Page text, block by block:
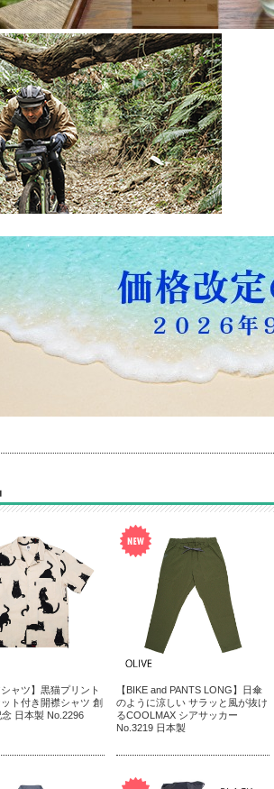
シャツ】黒猫プリント
ト付き開襟シャツ 創
日本製 No.2296
【BIKE and PANTS LONG】日傘
のように涼しい サラッと風が抜け
るCOOLMAX シアサッカー
No.3219 日本製